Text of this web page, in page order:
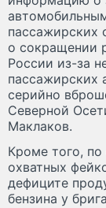
пассажирских
о сокращении
России из-за
пассажирских
серийно
Северной
Маклаков.
Кроме того, по
охватных
дефиците
бензина у